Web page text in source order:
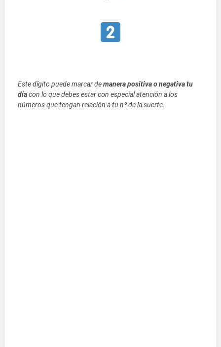
Este dígito puede marcar demanera positiva o negativa tu
díacon lo que debes estar con especial atención a los
números que tengan relación a tu nº de la suerte.